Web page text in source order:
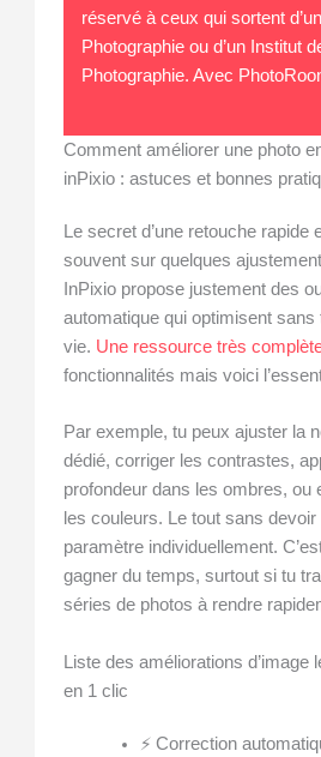
réservé à ceux qui sortent
Photographie ou d’un Institut
Photographie. Avec
Comment améliorer une photo
inPixio : astuces et bonnes
Le secret d’une retouche
souvent sur quelques
InPixio propose justement des
automatique qui optimisent sans
vie. Une ressource très
fonctionnalités mais voici
Par exemple, tu peux ajuster la
dédié, corriger les contrastes,
profondeur dans les ombres, ou
les couleurs. Le tout sans
paramètre individuellement.
gagner du temps, surtout si tu
séries de photos à rendre
Liste des améliorations d’image
en 1 clic
⚡ Correction